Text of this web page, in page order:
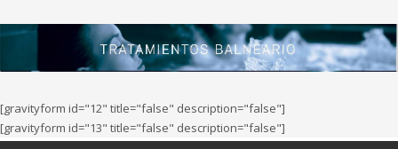
[gravityform id="12" title="false" description="false"]
[gravityform id="13" title="false" description="false"]